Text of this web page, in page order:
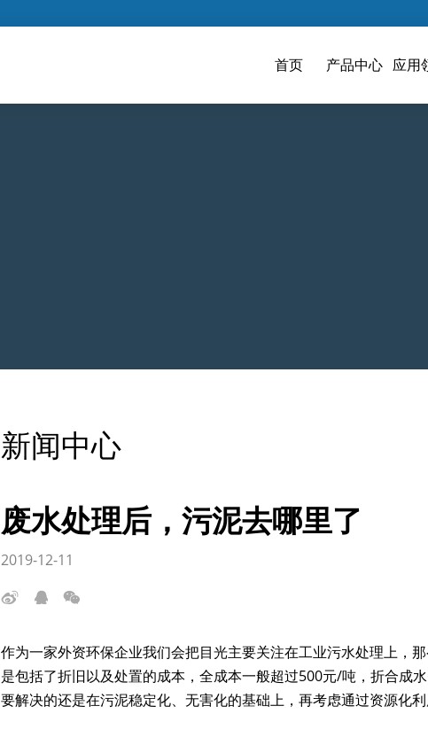
首页 产品中心 应用
新闻中心
废水处理后，污泥去哪里了
2019-12-11
作为一家外资环保企业我们会把目光主要关注在工业污水处理上，
是包括了折旧以及处置的成本，全成本一般超过500元/吨，折合成
要解决的还是在污泥稳定化、无害化的基础上，再考虑通过资源化利